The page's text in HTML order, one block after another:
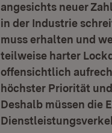
angesichts neuer
in der Industrie
muss erhalten und
teilweise harter
offensichtlich
höchster Priorität
Deshalb müssen die